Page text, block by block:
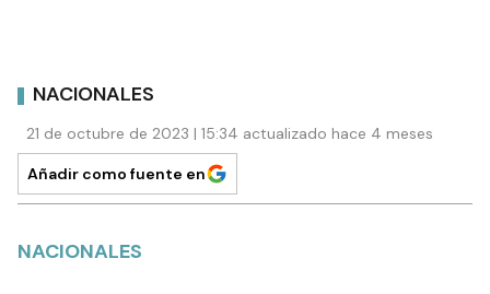
NACIONALES
21 de octubre de 2023 | 15:34 actualizado hace 4 meses
Añadir como fuente en
NACIONALES